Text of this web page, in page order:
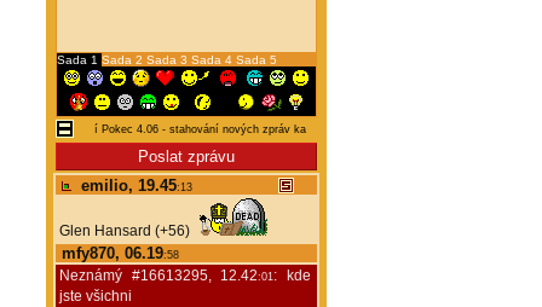
Sada 1 Sada 2 Sada 3 Sada 4 Sada 5
emilio, 19.45:13
Glen Hansard (+56)
mfy870, 06.19:58
Neznámý #16613295, 12.42:01: kde
jste všichni